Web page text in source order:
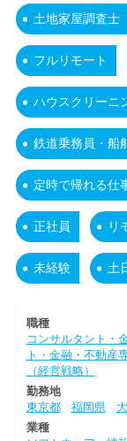
土地家屋調査士
フルリモート
ハウスクリーニ
鉄道乗務員・船
定時で帰れる仕
正社員 リ
未経験 土
職種
コンサルタント・
ト・金融・不動産
（経営戦略）
勤務地
東京都
福岡県
業種